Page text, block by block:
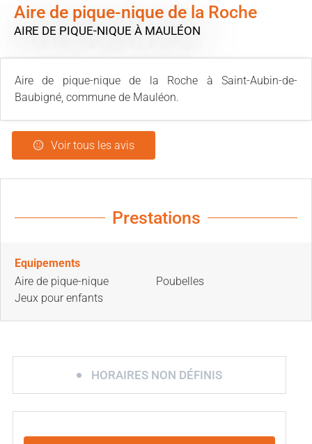
Aire de pique-nique de la Roche
AIRE DE PIQUE-NIQUE À MAULÉON
Aire de pique-nique de la Roche à Saint-Aubin-de-
Baubigné, commune de Mauléon.
Voir tous les avis
Prestations
Equipements
Aire de pique-nique
Jeux pour enfants
Poubelles
HORAIRES NON DÉFINIS